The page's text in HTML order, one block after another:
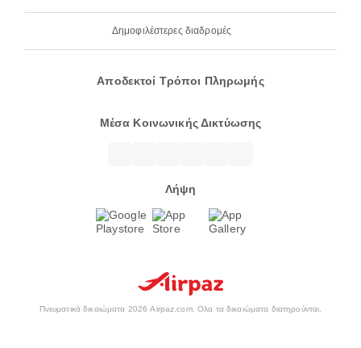
Δημοφιλέστερες διαδρομές
Αποδεκτοί Τρόποι Πληρωμής
Μέσα Κοινωνικής Δικτύωσης
Λήψη
Πνευματικά δικαιώματα 2026 Airpaz.com. Ολα τα δικαιώματα διατηρούνται.